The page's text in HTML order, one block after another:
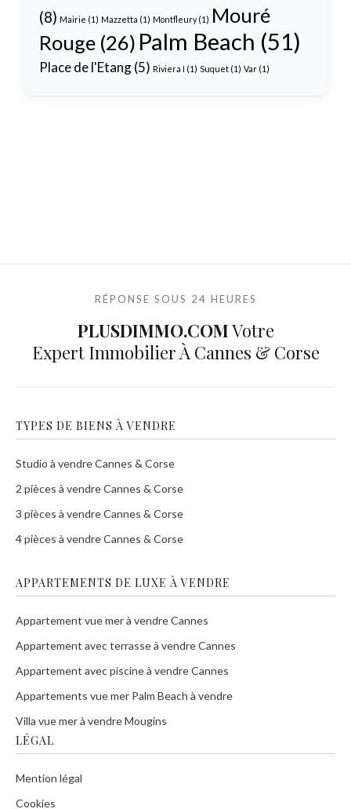
(8) Mairie (1) Mazzetta (1) Montfleury(1) Mouré
Rouge (26) Palm Beach (51)
Place de l'Etang(5) Riviera I (1) Suquet (1) Var (1)
RÉPONSE SOUS 24 HEURES
PLUSDIMMO.COMVotre
Expert Immobilier À Cannes & Corse
TYPES DE BIENS À VENDRE
Studio à vendre Cannes & Corse
2 pièces à vendre Cannes & Corse
3 pièces à vendre Cannes & Corse
4 pièces à vendre Cannes & Corse
APPARTEMENTS DE LUXE À VENDRE
Appartement vue mer à vendre Cannes
Appartement avec terrasse à vendre Cannes
Appartement avec piscine à vendre Cannes
Appartements vue mer Palm Beach à vendre
Villa vue mer à vendre Mougins
LÉGAL
Mention légal
Cookies